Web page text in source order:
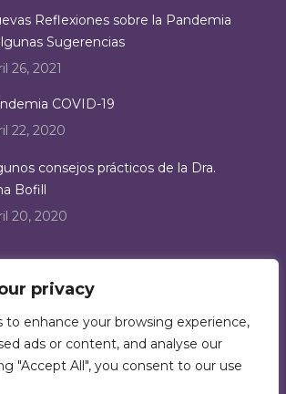
privacy
to enhance your browsing experience,
ads or content, and analyse our
"Accept All", you consent to our use
Reflexiones sobre la Pandemia
Sugerencias
26, 2021
COVID-19
22, 2020
consejos prácticos de la Dra.
Bofill
20, 2020